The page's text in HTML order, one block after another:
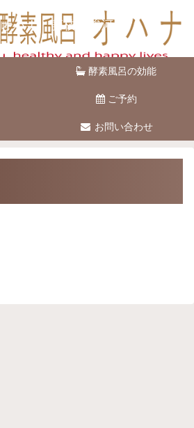
ハナ 藤枝市駿河台
酵素風呂の効能
ご予約
お問い合わせ